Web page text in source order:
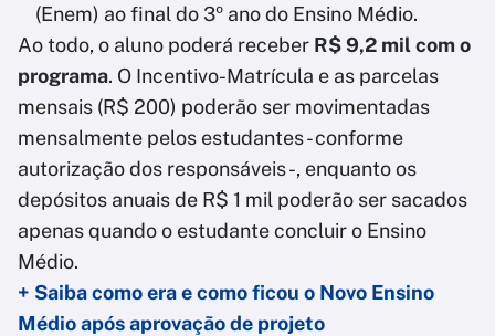
(Enem) ao final do 3º ano do Ensino Médio.
Ao todo, o aluno poderá receber R$ 9,2 mil com o
programa. O Incentivo-Matrícula e as parcelas
mensais (R$ 200) poderão ser movimentadas
mensalmente pelos estudantes - conforme
autorização dos responsáveis -, enquanto os
depósitos anuais de R$ 1 mil poderão ser sacados
apenas quando o estudante concluir o Ensino
Médio.
+ Saiba como era e como ficou o Novo Ensino
Médio após aprovação de projeto